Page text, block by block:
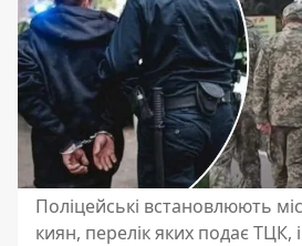
Поліцейські встановлюють
киян, перелік яких подає ТЦК,